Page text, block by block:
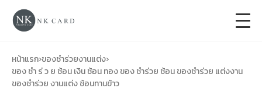
การ์ดแต่งงาน
ของชำร่วยงานแต่ง
หน้าแรก›ของชำร่วยงานแต่ง›
ของ ชํา ร่ ว ย ช้อน เงิน ช้อน ทอง ของ ชำร่วย ช้อน ของชำร่วย แต่งงาน
ของชำร่วย งานแต่ง ช้อนทานข้าว